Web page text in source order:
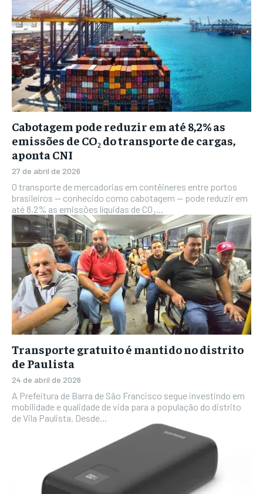
Cabotagem pode reduzir em até 8,2% as
emissões de CO₂ do transporte de cargas,
aponta CNI
27 de abril de 2026
O transporte de mercadorias em contêineres entre portos
brasileiros — conhecido como cabotagem — pode reduzir em
até 8,2% as emissões líquidas de CO₂...
Transporte gratuito é mantido no distrito
de Paulista
24 de abril de 2026
A Prefeitura de Barra de São Francisco segue investindo em
mobilidade e qualidade de vida para a população do distrito
de Vila Paulista. Desde...